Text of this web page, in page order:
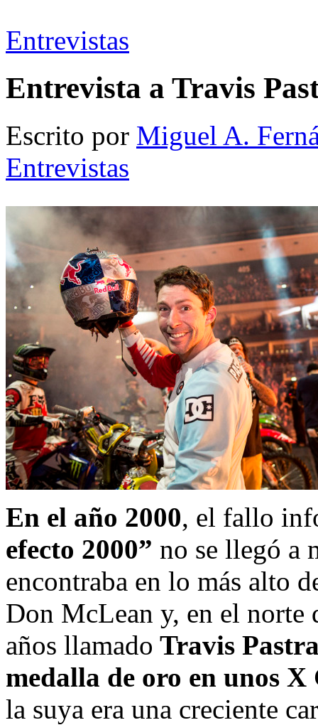
Entrevistas
Entrevista a Travis
Escrito por Miguel A.
Entrevistas
En el año 2000, el fallo
efecto 2000” no se llegó a
encontraba en lo más alto
Don McLean y, en el norte
años llamado Travis
medalla de oro en unos X
la suya era una creciente